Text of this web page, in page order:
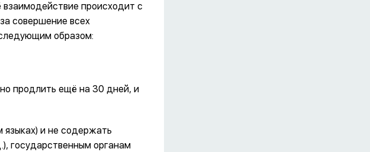
происходит с
совершение всех
образом:
продлить ещё на 30 дней, и
языках) и не содержать
государственным органам